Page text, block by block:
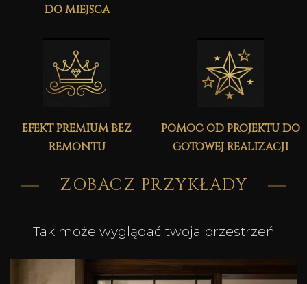
do miejsca
efekt premium bez
remontu
pomoc od projektu do
gotowej realizacji
ZOBACZ PRZYKŁADY
Tak może wyglądać twoja przestrzeń